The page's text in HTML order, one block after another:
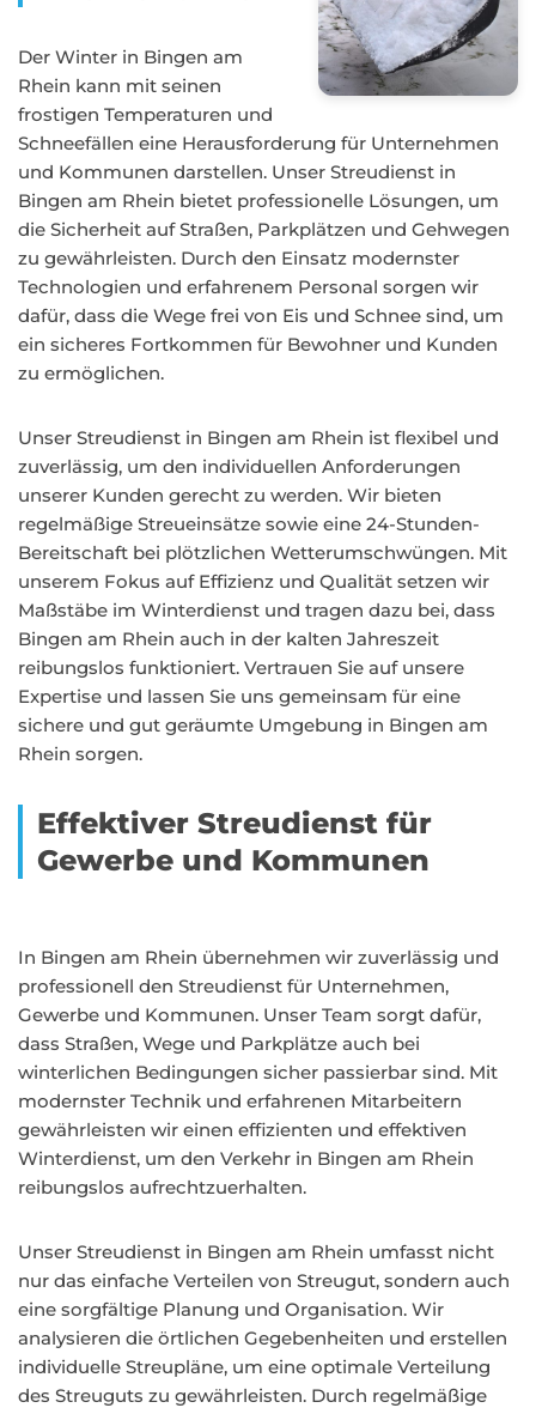
Der Winter in Bingen am
Rhein kann mit seinen
frostigen Temperaturen und
Schneefällen eine Herausforderung für Unternehmen
und Kommunen darstellen. Unser Streudienst in
Bingen am Rhein bietet professionelle Lösungen, um
die Sicherheit auf Straßen, Parkplätzen und Gehwegen
zu gewährleisten. Durch den Einsatz modernster
Technologien und erfahrenem Personal sorgen wir
dafür, dass die Wege frei von Eis und Schnee sind, um
ein sicheres Fortkommen für Bewohner und Kunden
zu ermöglichen.
Unser Streudienst in Bingen am Rhein ist flexibel und
zuverlässig, um den individuellen Anforderungen
unserer Kunden gerecht zu werden. Wir bieten
regelmäßige Streueinsätze sowie eine 24-Stunden-
Bereitschaft bei plötzlichen Wetterumschwüngen. Mit
unserem Fokus auf Effizienz und Qualität setzen wir
Maßstäbe im Winterdienst und tragen dazu bei, dass
Bingen am Rhein auch in der kalten Jahreszeit
reibungslos funktioniert. Vertrauen Sie auf unsere
Expertise und lassen Sie uns gemeinsam für eine
sichere und gut geräumte Umgebung in Bingen am
Rhein sorgen.
Effektiver Streudienst für
Gewerbe und Kommunen
In Bingen am Rhein übernehmen wir zuverlässig und
professionell den Streudienst für Unternehmen,
Gewerbe und Kommunen. Unser Team sorgt dafür,
dass Straßen, Wege und Parkplätze auch bei
winterlichen Bedingungen sicher passierbar sind. Mit
modernster Technik und erfahrenen Mitarbeitern
gewährleisten wir einen effizienten und effektiven
Winterdienst, um den Verkehr in Bingen am Rhein
reibungslos aufrechtzuerhalten.
Unser Streudienst in Bingen am Rhein umfasst nicht
nur das einfache Verteilen von Streugut, sondern auch
eine sorgfältige Planung und Organisation. Wir
analysieren die örtlichen Gegebenheiten und erstellen
individuelle Streupläne, um eine optimale Verteilung
des Streuguts zu gewährleisten. Durch regelmäßige